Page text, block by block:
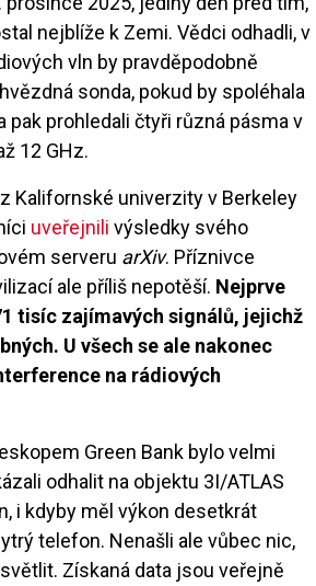
nejblíže k Zemi. Vědci odhadli, v
vln by pravděpodobně
sonda, pokud by spoléhala
pak prohledali čtyři různá pásma v
12 GHz.
z Kalifornské univerzity v Berkeley
uveřejnili výsledky svého
serveru arXiv. Příznivce
ale příliš nepotěší. Nejprve
tisíc zajímavých signálů, jejichž
U všech se ale nakonec
na rádiových
Green Bank bylo velmi
odhalit na objektu 3I/ATLAS
i kdyby měl výkon desetkrát
telefon. Nenašli ale vůbec nic,
Získaná data jsou veřejně